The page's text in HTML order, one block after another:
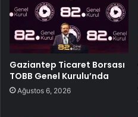
Gaziantep Ticaret Borsası
TOBB Genel Kurulu’nda
Ağustos 6, 2026